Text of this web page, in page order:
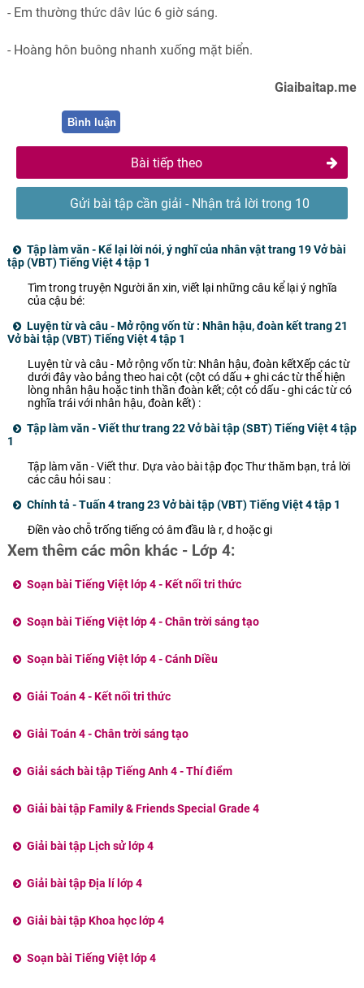
- Em thường thức dâv lúc 6 giờ sáng.
- Hoàng hôn buông nhanh xuống mặt biển.
Giaibaitap.me
Bình luận
Bài tiếp theo
Gửi bài tập cần giải - Nhận trả lời trong 10
Tập làm văn - Kể lại lời nói, ý nghĩ của nhân vật trang 19 Vở bài
tập (VBT) Tiếng Việt 4 tập 1
Tìm trong truyện Người ăn xin, viết lại những câu kể lại ý nghĩa
của cậu bé:
Luyện từ và câu - Mở rộng vốn từ : Nhân hậu, đoàn kết trang 21
Vở bài tập (VBT) Tiếng Việt 4 tập 1
Luyện từ và câu - Mở rộng vốn từ: Nhân hậu, đoàn kếtXếp các từ
dưới đây vào bảng theo hai cột (cột có dấu + ghi các từ thể hiện
lòng nhân hậu hoặc tinh thần đoàn kết; cột có dấu - ghi các từ có
nghĩa trái với nhân hậu, đoàn kết) :
Tập làm văn - Viết thư trang 22 Vở bài tập (SBT) Tiếng Việt 4 tập
1
Tập làm văn - Viết thư. Dựa vào bài tập đọc Thư thăm bạn, trả lời
các câu hỏi sau :
Chính tả - Tuấn 4 trang 23 Vở bài tập (VBT) Tiếng Việt 4 tập 1
Điền vào chỗ trống tiếng có âm đầu là r, d hoặc gi
Xem thêm các môn khác - Lớp 4:
Soạn bài Tiếng Việt lớp 4 - Kết nối tri thức
Soạn bài Tiếng Việt lớp 4 - Chân trời sáng tạo
Soạn bài Tiếng Việt lớp 4 - Cánh Diều
Giải Toán 4 - Kết nối tri thức
Giải Toán 4 - Chân trời sáng tạo
Giải sách bài tập Tiếng Anh 4 - Thí điểm
Giải bài tập Family & Friends Special Grade 4
Giải bài tập Lịch sử lớp 4
Giải bài tập Địa lí lớp 4
Giải bài tập Khoa học lớp 4
Soạn bài Tiếng Việt lớp 4